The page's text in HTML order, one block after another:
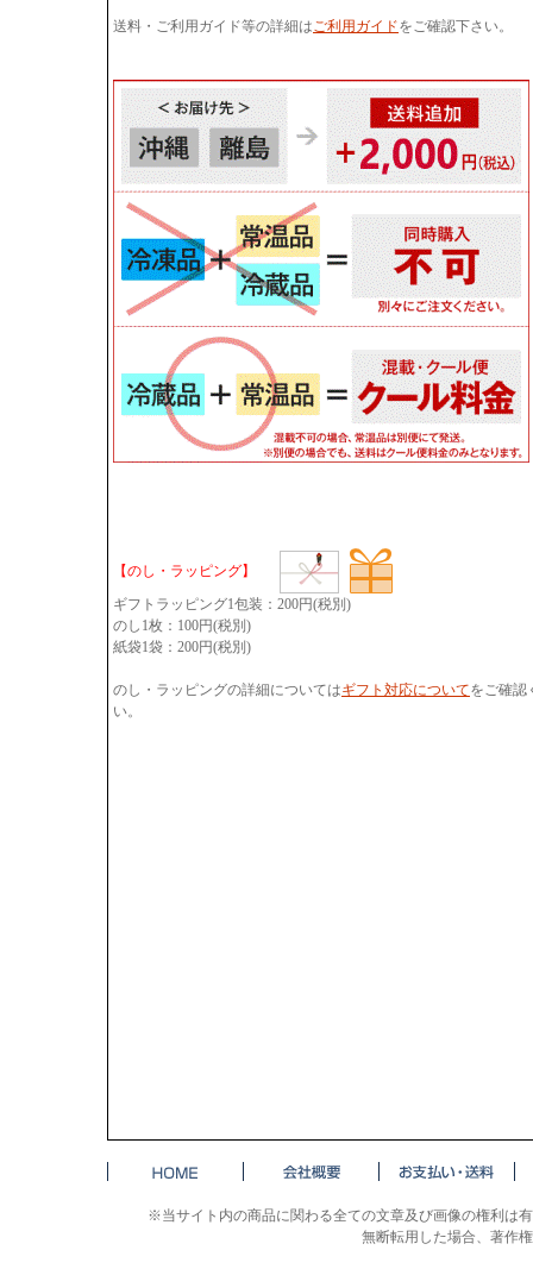
送料・ご利用ガイド等の詳細はご利用ガイドをご確認下さい。
【のし・ラッピング】
ギフトラッピング1包装：200円(税別)
のし1枚：100円(税別)
紙袋1袋：200円(税別)
のし・ラッピングの詳細についてはギフト対応についてをご確認
い。
※当サイト内の商品に関わる全ての文章及び画像の権利は
無断転用した場合、著作